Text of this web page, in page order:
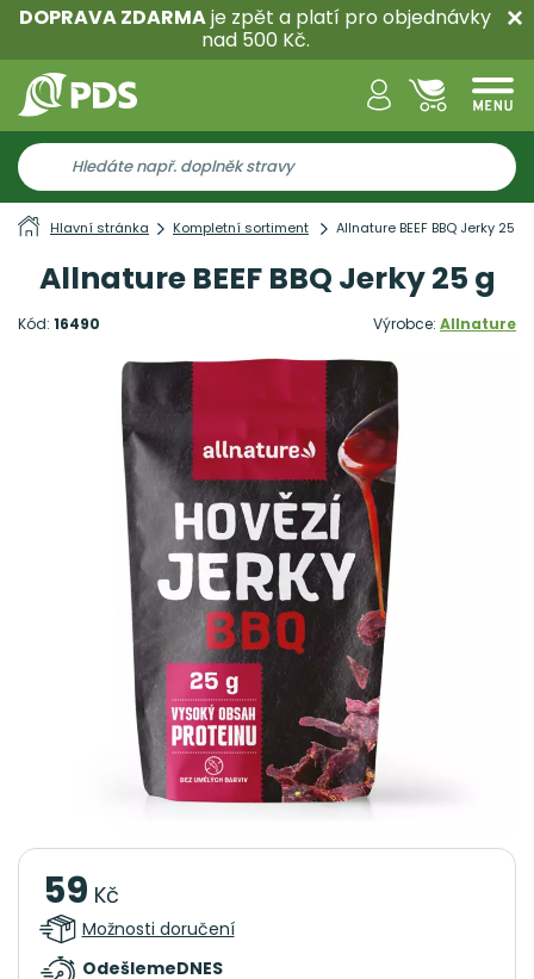
DOPRAVA ZDARMAje zpět a platí pro objednávky
nad 500 Kč.
Hlavní stránka Kompletní sortiment Allnature BEEF BBQ Jerky 25 g
Allnature BEEF BBQ Jerky 25 g
Kód: 16490 Výrobce: Allnature
59 Kč
Možnosti doručení
OdešlemeDNES